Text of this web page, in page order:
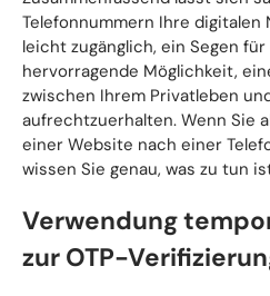
Telefonnummern Ihre digitalen
leicht zugänglich, ein Segen
hervorragende Möglichkeit,
zwischen Ihrem Privatleben
aufrechtzuerhalten. Wenn Sie
einer Website nach einer
wissen Sie genau, was zu tun
Verwendung
zur OTP-